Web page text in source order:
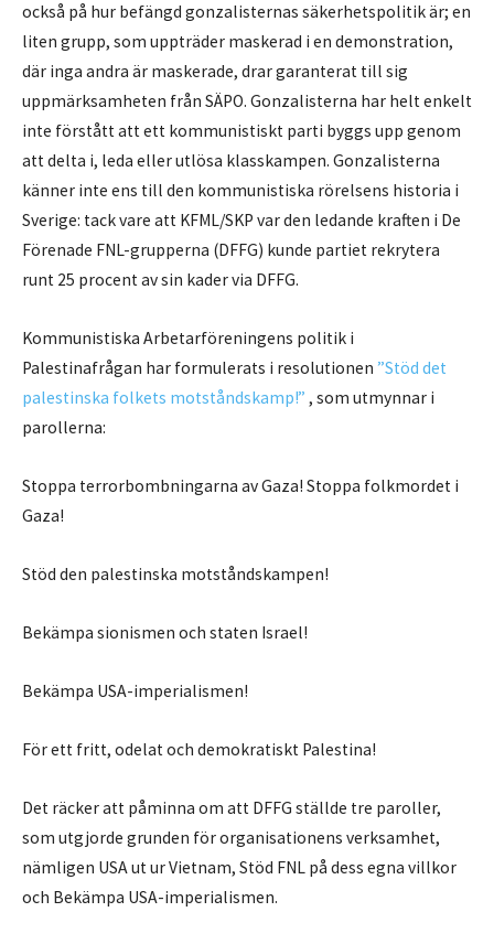
också på hur befängd gonzalisternas säkerhetspolitik är; en
liten grupp, som uppträder maskerad i en demonstration,
där inga andra är maskerade, drar garanterat till sig
uppmärksamheten från SÄPO. Gonzalisterna har helt enkelt
inte förstått att ett kommunistiskt parti byggs upp genom
att delta i, leda eller utlösa klasskampen. Gonzalisterna
känner inte ens till den kommunistiska rörelsens historia i
Sverige: tack vare att KFML/SKP var den ledande kraften i De
Förenade FNL-grupperna (DFFG) kunde partiet rekrytera
runt 25 procent av sin kader via DFFG.
Kommunistiska Arbetarföreningens politik i
Palestinafrågan har formulerats i resolutionen ”Stöd det
palestinska folkets motståndskamp!” , som utmynnar i
parollerna:
Stoppa terrorbombningarna av Gaza! Stoppa folkmordet i
Gaza!
Stöd den palestinska motståndskampen!
Bekämpa sionismen och staten Israel!
Bekämpa USA-imperialismen!
För ett fritt, odelat och demokratiskt Palestina!
Det räcker att påminna om att DFFG ställde tre paroller,
som utgjorde grunden för organisationens verksamhet,
nämligen USA ut ur Vietnam, Stöd FNL på dess egna villkor
och Bekämpa USA-imperialismen.